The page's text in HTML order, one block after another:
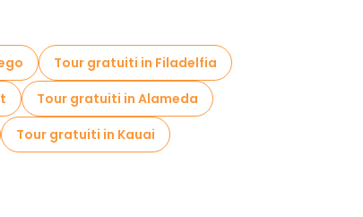
Tour gratuiti in Filadelfia
Tour gratuiti in Alameda
Tour gratuiti in Kauai